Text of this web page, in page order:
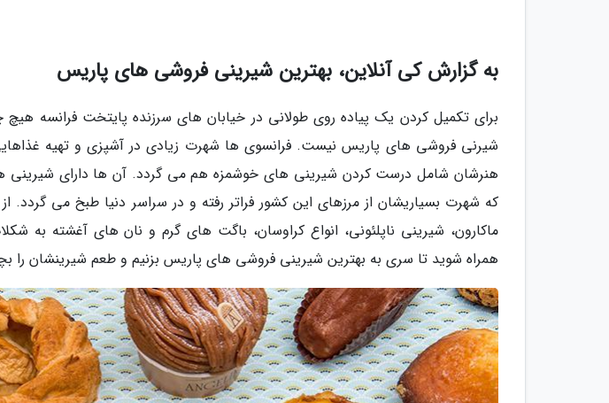
به گزارش کی آنلاین، بهترین شیرینی فروشی های پاریس
برای تکمیل کردن یک پیاده روی طولانی در خیابان های سرزنده پایتخت فرانسه هیچ
شیرنی فروشی های پاریس نیست. فرانسوی ها شهرت زیادی در آشپزی و تهیه
هنرشان شامل درست کردن شیرینی های خوشمزه هم می گردد. آن ها دارای شیرینی
که شهرت بسیاریشان از مرزهای این کشور فراتر رفته و در سراسر دنیا طبخ می گردد.
ماکارون، شیرینی ناپلئونی، انواع کراوسان، باگت های گرم و نان های آغشته به
همراه شوید تا سری به بهترین شیرینی فروشی های پاریس بزنیم و طعم شیرینشان را